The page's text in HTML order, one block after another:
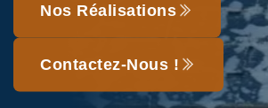
Nos Réalisations
Contactez-Nous !